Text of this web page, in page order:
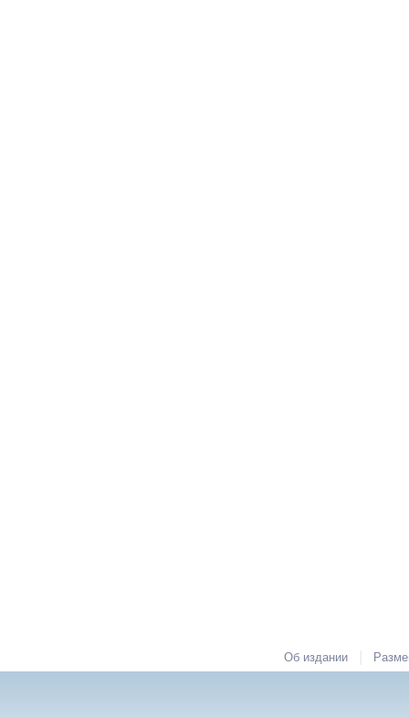
Об издании |